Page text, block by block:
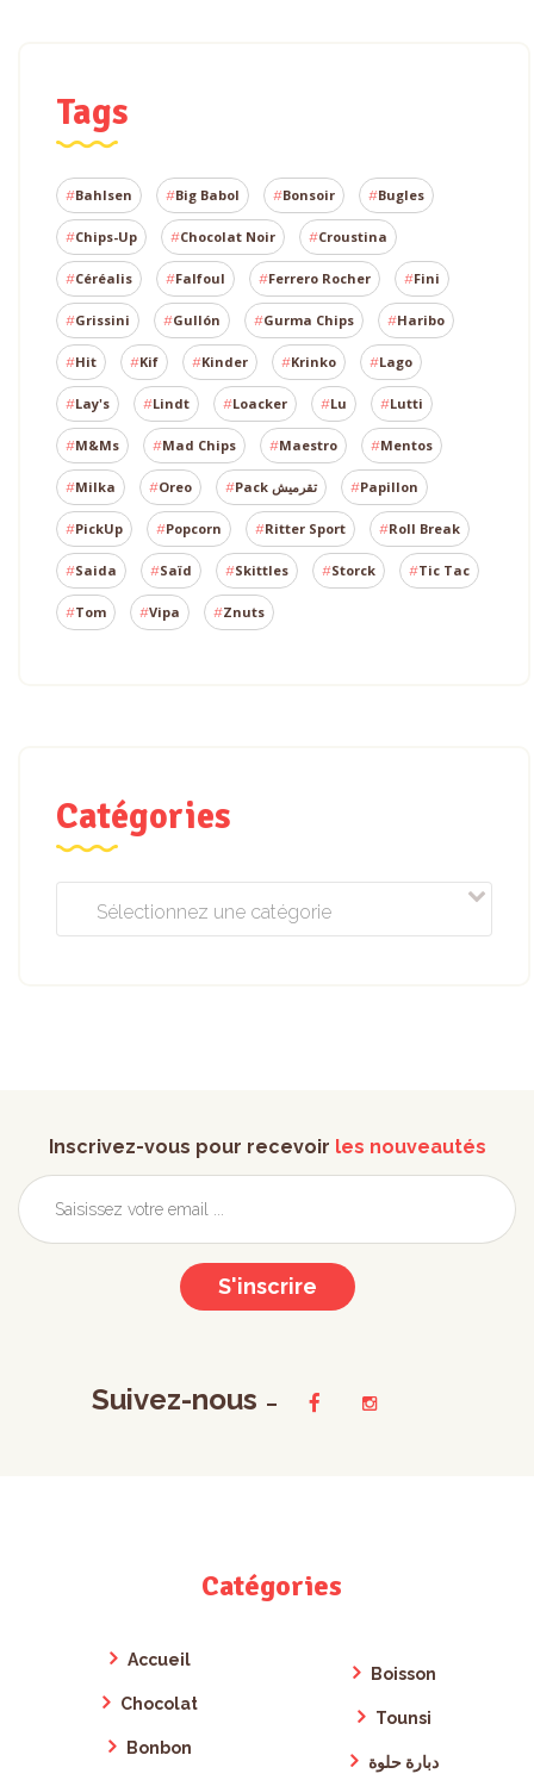
Tags
Bahlsen Big Babol Bonsoir Bugles
Chips-Up Chocolat Noir Croustina
Céréalis Falfoul Ferrero Rocher Fini
Grissini Gullón Gurma Chips Haribo
Hit Kif Kinder Krinko Lago
Lay's Lindt Loacker Lu Lutti
M&Ms Mad Chips Maestro Mentos
Milka Oreo Pack تقرميش Papillon
PickUp Popcorn Ritter Sport Roll Break
Saida Saïd Skittles Storck Tic Tac
Tom Vipa Znuts
Catégories
Sélectionnez une catégorie
Inscrivez-vous pour recevoir les nouveautés
S'inscrire
Suivez-nous
Catégories
Accueil
Chocolat
Bonbon
Boisson
Tounsi
دبارة حلوة